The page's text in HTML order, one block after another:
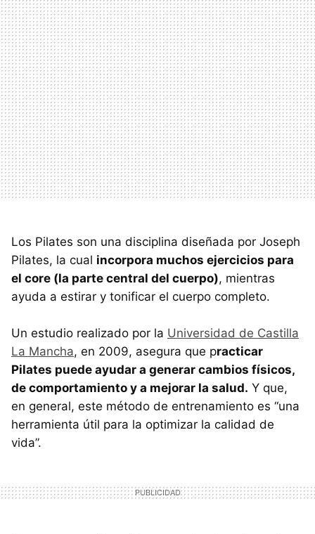
Los Pilates son una disciplina diseñada por Joseph
Pilates, la cual incorpora muchos ejercicios para
el core (la parte central del cuerpo), mientras
ayuda a estirar y tonificar el cuerpo completo.
Un estudio realizado por la Universidad de Castilla
La Mancha, en 2009, asegura que practicar
Pilates puede ayudar a generar cambios físicos,
de comportamiento y a mejorar la salud. Y que,
en general, este método de entrenamiento es “una
herramienta útil para la optimizar la calidad de
vida”.